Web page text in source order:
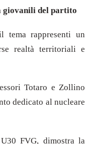
giovanili del partito
tema rappresenti un
realtà territoriali e
Totaro e Zollino
dedicato al nucleare
FVG, dimostra la